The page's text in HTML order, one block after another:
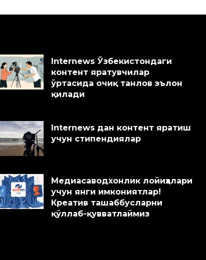
Internews Ўзбекистондаги
контент яратувчилар
ўртасида очиқ танлов эълон
қилади
Internews дан контент яратиш
учун стипендиялар
Медиасаводхонлик лойиҳалари
учун янги имкониятлар!
Креатив ташаббусларни
қўллаб-қувватлаймиз